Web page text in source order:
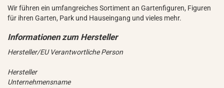
Wir führen ein umfangreiches Sortiment an Gartenfiguren, Figuren
für ihren Garten, Park und Hauseingang und vieles mehr.
Hersteller/EU Verantwortliche Person
Hersteller
Unternehmensname